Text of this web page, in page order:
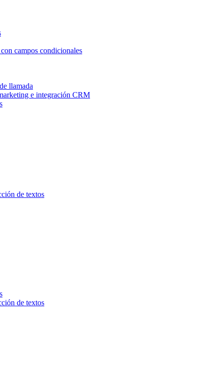
campos condicionales
llamada
e integración CRM
de textos
de textos